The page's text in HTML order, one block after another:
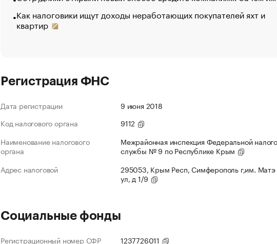
Как налоговики ищут доходы неработающих покупателей яхт и
квартир
Регистрация ФНС
Дата регистрации
9 июня 2018
Код налогового органа
9112
Наименование налогового
органа
Межрайонная инспекция Федеральной
службы № 9 по Республике Крым
Адрес налоговой
295053, Крым Респ, Симферополь г,им. Матэ
ул, д 1/9
Социальные фонды
Регистрационный номер СФР 1237726011